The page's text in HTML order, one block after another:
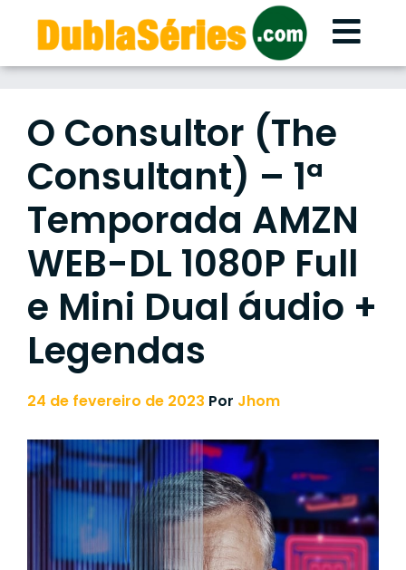
content
O Consultor (The
Consultant) – 1ª
Temporada AMZN
WEB-DL 1080P Full
e Mini Dual áudio +
Legendas
24 de fevereiro de 2023 Por Jhom